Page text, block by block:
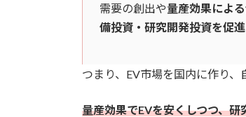
需要の創出や量産効果によ
備投資・研究開発投資を促進
つまり、EV市場を国内に作り、
量産効果でEVを安くしつつ、